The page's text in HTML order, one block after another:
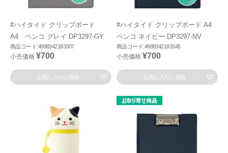
#ハイタイド クリップボード
A4 ペンコ グレイ DP3297-GY
商品コード:4988342183307
小売価格 ¥700
お気に入りに登録
#ハイタイド クリップボード A4
ペンコ ネイビー DP3297-NV
商品コード:4988342183345
小売価格 ¥700
お気に入りに登録